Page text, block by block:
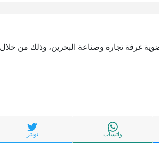
غرفة تجارة وصناعة البحرين، وذلك من خلال
واتساب تويتر